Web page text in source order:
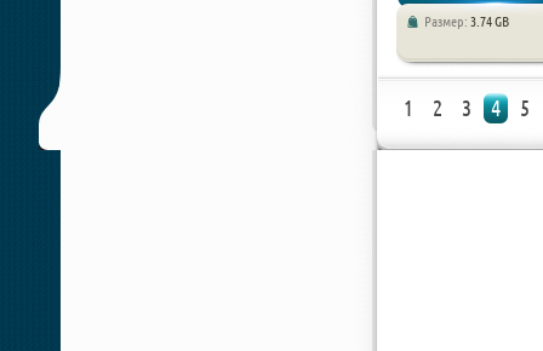
Размер: 3.74 GB
1 2 3 4 5